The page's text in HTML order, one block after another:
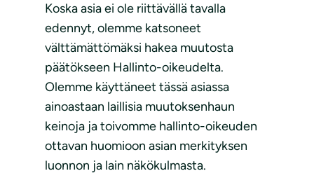
Koska asia ei ole riittävällä tavalla
edennyt, olemme katsoneet
välttämättömäksi hakea muutosta
päätökseen Hallinto-oikeudelta.
Olemme käyttäneet tässä asiassa
ainoastaan laillisia muutoksenhaun
keinoja ja toivomme hallinto-oikeuden
ottavan huomioon asian merkityksen
luonnon ja lain näkökulmasta.